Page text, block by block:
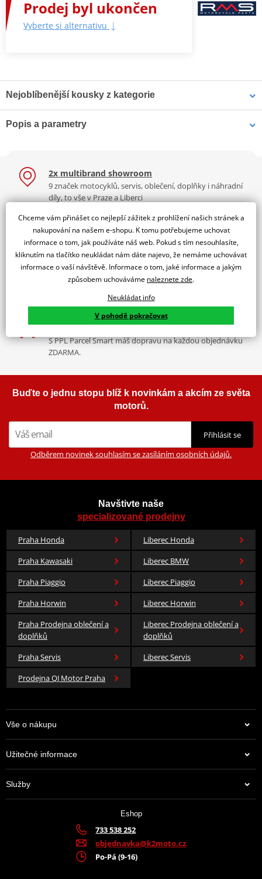
Prodej byl ukončen
Vyberte si alternativu
Nejoblíbenější kousky z kategorie
žárovka HS1 12V 35-35W
90 Kč 509 Kč
Popis a parametry
RMS lamp 12V 4W BA9S - White - White
Velkoobchodní odběr minimálně 10 ks.
2x multibrand showroom
9 značek motocyklů, servis, oblečení, doplňky i náhradní
díly, to vše v Praze a Liberci
Více než 30 let zkušeností
Za řídítky motorek, v servisu i prodeji moto vybavení
Nadstandardní služby
Registrace motorky, předváděcí jízdy zdarma, výměna zboží
Výbava? Servis? Sleva? Ty volíš, jakou odměnu chceš!
Doprava zdarma
S PPL Parcel Smart máš dopravu na každou objednávku
ZDARMA.
Buďte o jednu stopu blíž k novinkám a akcím ze světa
motorů.
Přihlásit se
Odběrem novinek souhlasím se zasíláním osobních údajů.
Navštivte naše
specializované prodejny
Praha Honda
Liberec Honda
Praha Kawasaki
Liberec BMW
Praha Piaggio
Liberec Piaggio
Praha Horwin
Liberec Horwin
Praha Prodejna oblečení a
doplňků
Liberec Prodejna oblečení a
doplňků
Praha Servis
Liberec Servis
Prodejna QJ Motor Praha
Vše o nákupu
Užitečné informace
Služby
Eshop
733 538 252
objednavka@k2moto.cz
Po-Pá (9-16)
Chceme vám přinášet co nejlepší zážitek z prohlížení našich stránek a
nakupování na našem e-shopu. K tomu potřebujeme uchovat
informace o tom, jak používáte náš web. Pokud s tím nesouhlasíte,
kliknutím na tlačítko neukládat nám dáte najevo, že nemáme uchovávat
informace o vaší návštěvě. Informace o tom, jaké informace a jakým
způsobem uchováváme naleznete zde.
Neukládat info
V pohodě pokračovat